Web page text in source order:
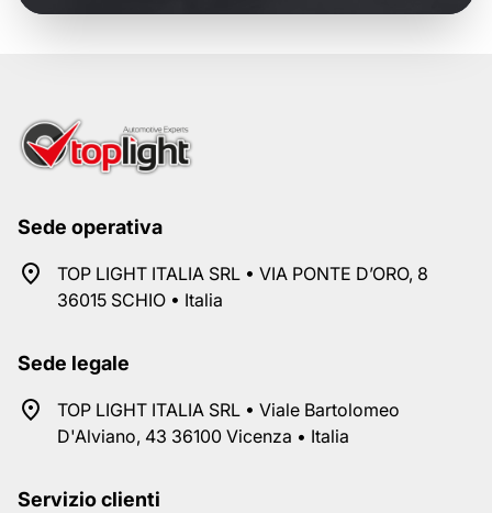
Sede operativa
TOP LIGHT ITALIA SRL • VIA PONTE D’ORO, 8
36015 SCHIO • Italia
Sede legale
TOP LIGHT ITALIA SRL • Viale Bartolomeo
D'Alviano, 43 36100 Vicenza • Italia
Servizio clienti